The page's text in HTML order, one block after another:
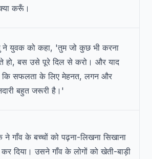
करूँ।
ने युवक को कहा, 'तुम जो कुछ भी करना
हो, बस उसे पूरे दिल से करो। और याद
कि सफलता के लिए मेहनत, लगन और
बहुत जरूरी है।'
ने गाँव के बच्चों को पढ़ना-लिखना सिखाना
दिया। उसने गाँव के लोगों को खेती-बाड़ी